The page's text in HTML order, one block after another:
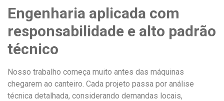
Engenharia aplicada com
responsabilidade e alto padrão
técnico
Nosso trabalho começa muito antes das máquinas
chegarem ao canteiro. Cada projeto passa por análise
técnica detalhada, considerando demandas locais,